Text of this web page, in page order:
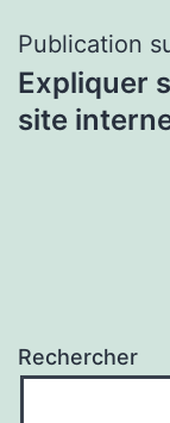
Publication
Expliquer
site
Rechercher